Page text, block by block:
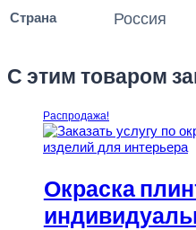
Страна Россия
С этим товаром
Распродажа!
Окраска